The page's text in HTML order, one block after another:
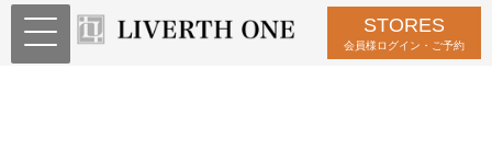
STORES
会員様ログイン・ご予約